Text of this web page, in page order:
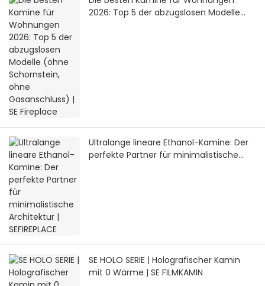
2026: Top 5 der abzugslosen Modelle
Ultralange lineare Ethanol-Kamine: Der
perfekte Partner für minimalistische
SE HOLO SERIE | Holografischer Kamin
mit 0 Wärme | SE FILMKAMIN